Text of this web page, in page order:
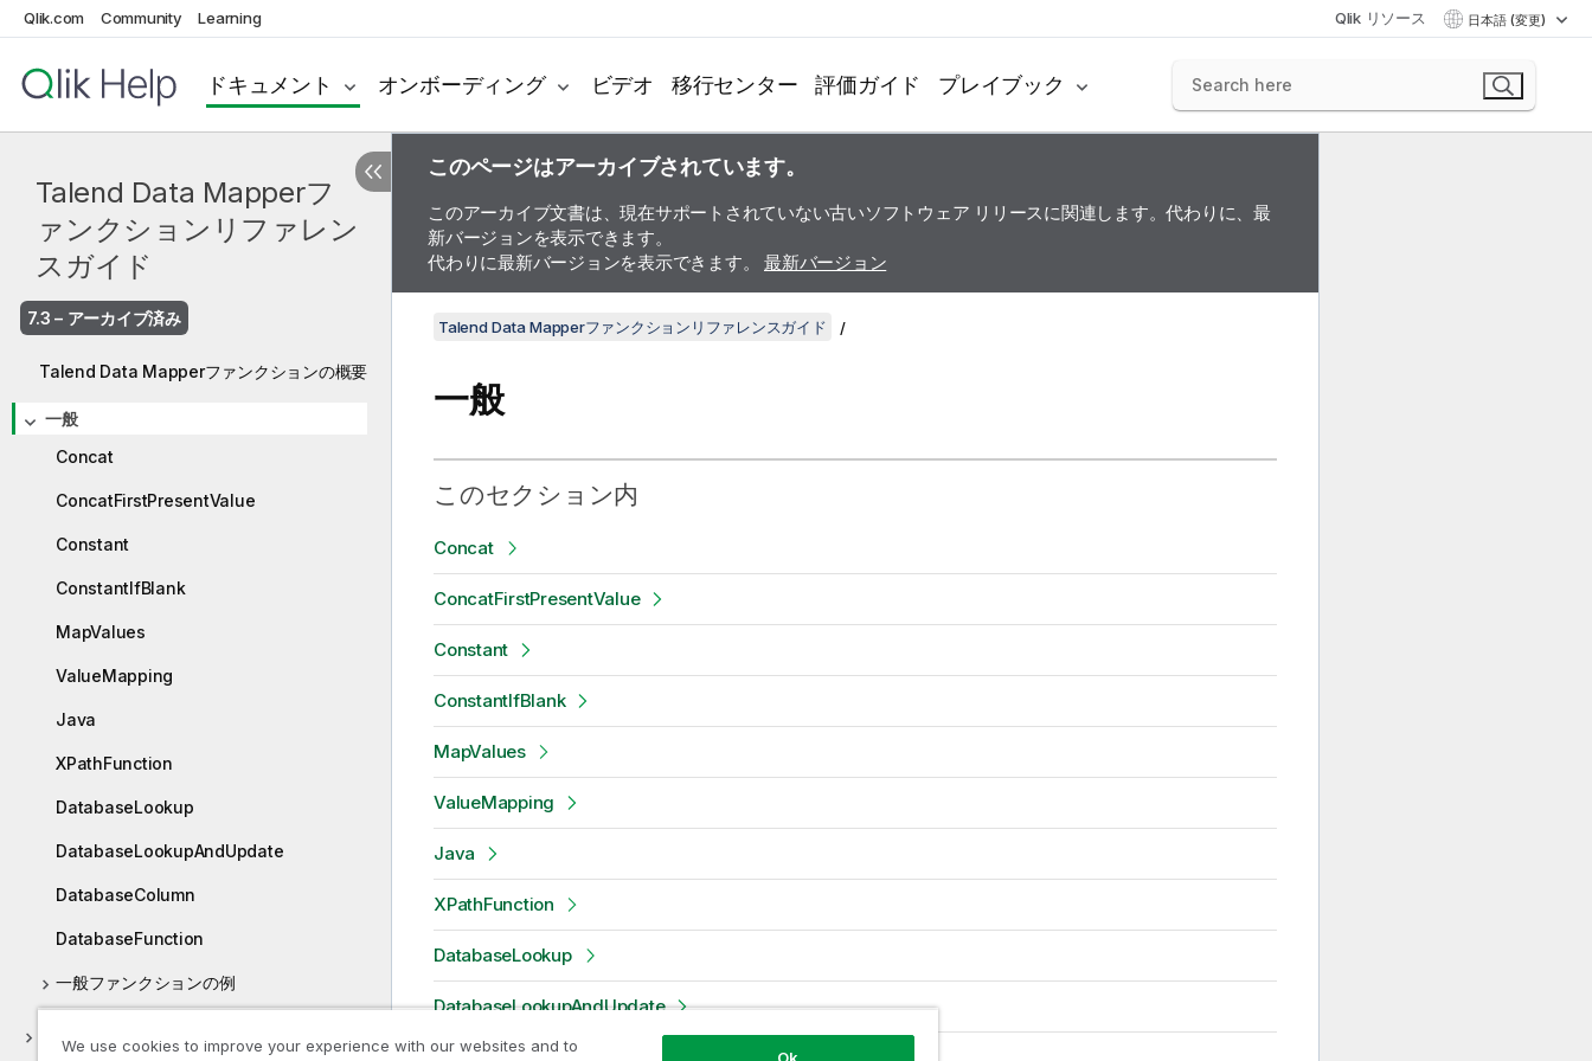
Qlik.com Community Learning Qlik リソース 日本語 (変更)
ドキュメント オンボーディング ビデオ 移行センター 評価ガイド プレイブック
Talend Data Mapperフ
ァンクションリファレン
スガイド
7.3 – アーカイブ済み
Talend Data Mapperファンクションの概要
一般
Concat
ConcatFirstPresentValue
Constant
ConstantIfBlank
MapValues
ValueMapping
Java
XPathFunction
DatabaseLookup
DatabaseLookupAndUpdate
DatabaseColumn
DatabaseFunction
一般ファンクションの例
このページはアーカイブされています。
このアーカイブ文書は、現在サポートされていない古いソフトウェア リリースに関連します。代わりに、最
新バージョンを表示できます。
代わりに最新バージョンを表示できます。 最新バージョン
Talend Data Mapperファンクションリファレンスガイド
一般
このセクション内
Concat
ConcatFirstPresentValue
Constant
ConstantIfBlank
MapValues
ValueMapping
Java
XPathFunction
DatabaseLookup
DatabaseLookupAndUpdate
We use cookies to improve your experience with our websites and to